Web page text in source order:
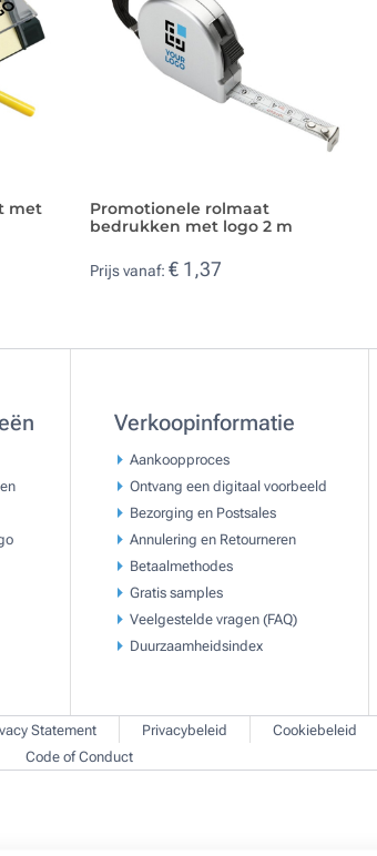
met
Promotionele rolmaat
bedrukken met logo 2 m
Prijs vanaf: € 1,37
Verkoopinformatie
Aankoopproces
Ontvang een digitaal voorbeeld
Bezorging en Postsales
Annulering en Retourneren
Betaalmethodes
Gratis samples
Veelgestelde vragen (FAQ)
Duurzaamheidsindex
Statement Privacybeleid Cookiebeleid
Code of Conduct